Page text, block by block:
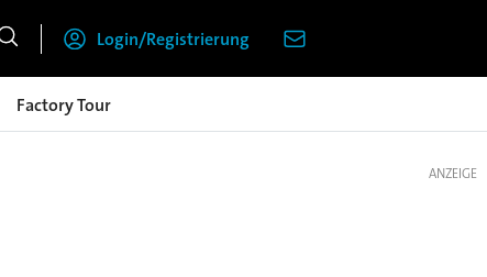
Login/Registrierung
Factory Tour
ANZEIGE